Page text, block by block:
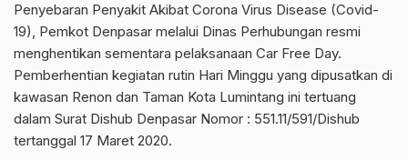
Penyebaran Penyakit Akibat Corona Virus Disease (Covid-
19), Pemkot Denpasar melalui Dinas Perhubungan resmi
menghentikan sementara pelaksanaan Car Free Day.
Pemberhentian kegiatan rutin Hari Minggu yang dipusatkan di
kawasan Renon dan Taman Kota Lumintang ini tertuang
dalam Surat Dishub Denpasar Nomor : 551.11/591/Dishub
tertanggal 17 Maret 2020.